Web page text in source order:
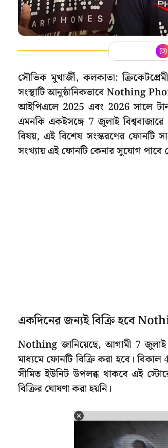
সৌভিক মুখার্জী, কলকাতা:
সংস্থাটি আনুষ্ঠানিকভাবে Nothing
আইপিএলে 2025 এবং 2026 সালে টানা
এমনকি একইসঙ্গে 7 জুলাই
বিষয়, এই বিশেষ সংস্করণের ফোনটি
সংখ্যায় এই ফোনটি কেনার সুযোগ পাবে
একদিনের জন্যই বিক্রি হবে
Nothing জানিয়েছে, আগামী 7 জুলাই
মাধ্যমে ফোনটি বিক্রি করা হবে।
সীমিত ইউনিট উপলব্ধ থাকবে এই
বিক্রির ঘোষণা করা হয়নি।